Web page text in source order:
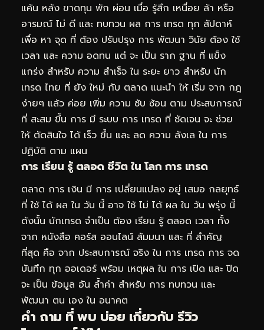
แค้น หลัง ขาดทุน พัก ผ่อน เมื่อ รู้สึก เหนื่อย ล้า หรือ
อารมณ์ ไม่ ดี และ ทบทวน ผล การ เทรด ทุก สัปดาห์
เพื่อ หา จุด ที่ ต้อง ปรับปรุง การ พัฒนา วินัย ต้อง ใช้
เวลา และ ความ อดทน แต่ จะ เป็น ราก ฐาน ที่ แข็ง
แกร่ง สำหรับ ความ สำเร็จ ใน ระยะ ยาว สำหรับ นัก
เทรด ไทย ที่ ยัง ใหม่ กับ ตลาด แนะนำ ให้ เริ่ม จาก กฎ
ง่ายๆ แล้ว ค่อย เพิ่ม ความ ซับ ซ้อน ตาม ประสบการณ์
ที่ สะสม ขึ้น การ มี ระบบ การ เทรด ที่ ชัดเจน จะ ช่วย
ให้ ตัดสินใจ ได้ เร็ว ขึ้น และ ลด ความ ลังเล ใน การ
ปฏิบัติ ตาม แผน
การ เรียน รู้ ตลอด ชีวิต ใน โลก การ เทรด
ตลาด การ เงิน มี การ เปลี่ยนแปลง อยู่ เสมอ กลยุทธ์
ที่ ใช้ ได้ ผล ใน วัน นี้ อาจ ใช้ ไม่ ได้ ผล ใน วัน พรุ่ง นี้
ดังนั้น นักเทรด จำเป็น ต้อง เรียน รู้ ตลอด เวลา ทั้ง
จาก หนังสือ คอร์ส ออนไลน์ สัมมนา และ ที่ สำคัญ
ที่สุด คือ จาก ประสบการณ์ จริง ใน การ เทรด การ จด
บันทึก ทุก ออเดอร์ พร้อม เหตุผล ใน การ เปิด และ ปิด
จะ เป็น ข้อมูล อัน ล้ำค่า สำหรับ การ ทบทวน และ
พัฒนา ตน เอง ใน อนาคต
คำ ถาม ที่ พบ บ่อย เกี่ยวกับ รีวิว